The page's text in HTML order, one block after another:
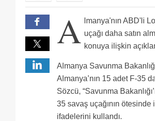
A
lmanya'nın ABD'li
uçağı daha satın
konuya ilişkin
Almanya Savunma
Almanya’nın 15 adet F-35
Sözcü, “Savunma
35 savaş uçağının ötesinde
ifadelerini kullandı.